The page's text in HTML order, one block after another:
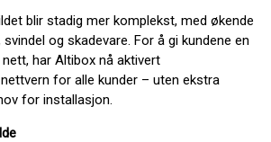
blir stadig mer komplekst, med økende
og skadevare. For å gi kundene en
har Altibox nå aktivert
for alle kunder – uten ekstra
for installasjon.